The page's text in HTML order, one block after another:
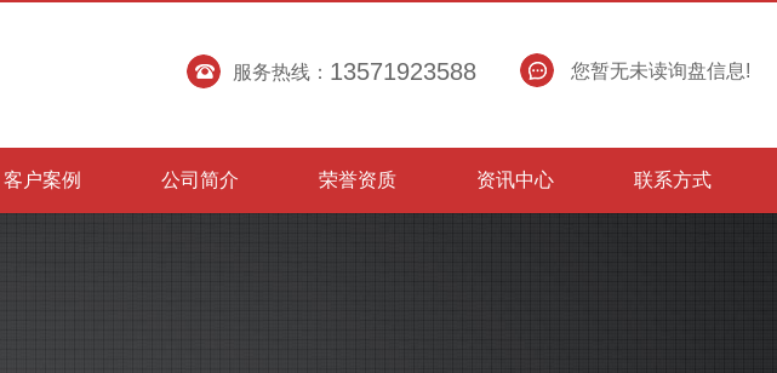
您暂无未读询盘信息!
服务热线： 13571923588
客户案例 公司简介 荣誉资质 资讯中心 联系方式